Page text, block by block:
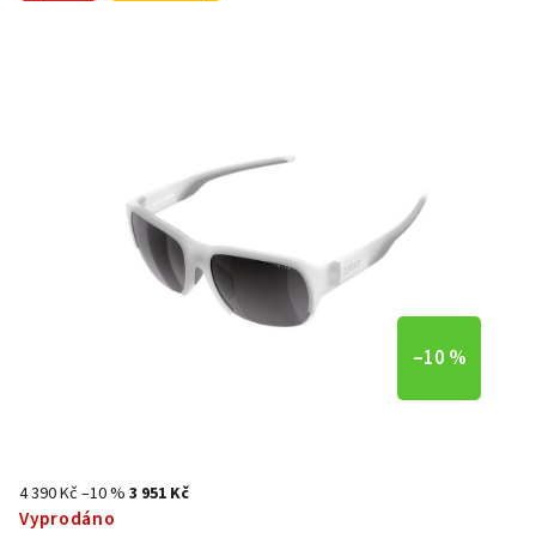
–10 %
4 390 Kč–10 % 3 951 Kč
Vyprodáno